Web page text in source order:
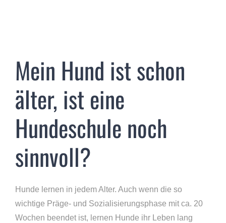
Mein Hund ist schon
älter, ist eine
Hundeschule noch
sinnvoll?
Hunde lernen in jedem Alter. Auch wenn die so
wichtige Präge- und Sozialisierungsphase mit ca. 20
Wochen beendet ist, lernen Hunde ihr Leben lang